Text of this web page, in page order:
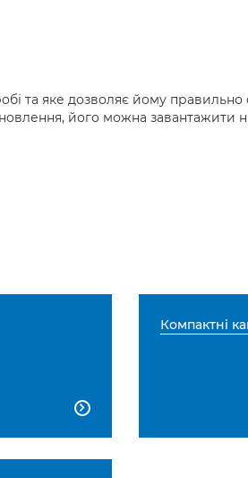
та яке дозволяє йому правильно
його можна завантажити

Компактні